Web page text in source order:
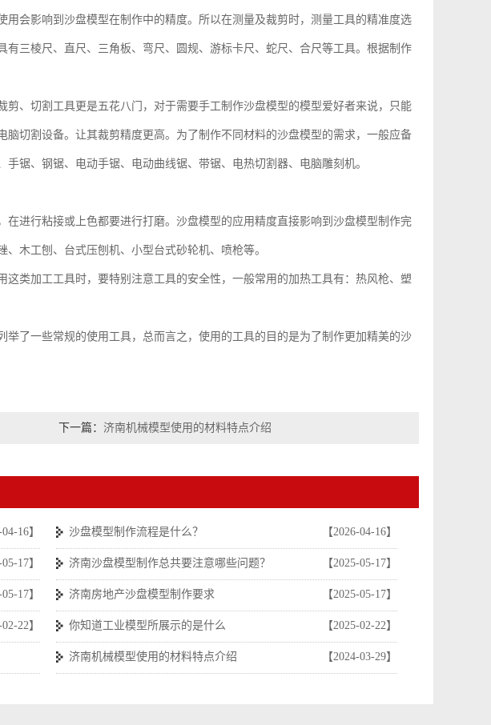
会影响到沙盘模型在制作中的精度。所以在测量及裁剪时，测量工具的精准度选
三棱尺、直尺、三角板、弯尺、圆规、游标卡尺、蛇尺、合尺等工具。根据制作
、切割工具更是五花八门，对于需要手工制作沙盘模型的模型爱好者来说，只能
切割设备。让其裁剪精度更高。为了制作不同材料的沙盘模型的需求，一般应备
锯、钢锯、电动手锯、电动曲线锯、带锯、电热切割器、电脑雕刻机。
进行粘接或上色都要进行打磨。沙盘模型的应用精度直接影响到沙盘模型制作完
木工刨、台式压刨机、小型台式砂轮机、喷枪等。
类加工工具时，要特别注意工具的安全性，一般常用的加热工具有：热风枪、塑
了一些常规的使用工具，总而言之，使用的工具的目的是为了制作更加精美的沙
下一篇： 济南机械模型使用的材料特点介绍
04-16】 沙盘模型制作流程是什么？ 【2026-04-16】
05-17】 济南沙盘模型制作总共要注意哪些问题？ 【2025-05-17】
05-17】 济南房地产沙盘模型制作要求 【2025-05-17】
02-22】 你知道工业模型所展示的是什么 【2025-02-22】
济南机械模型使用的材料特点介绍 【2024-03-29】